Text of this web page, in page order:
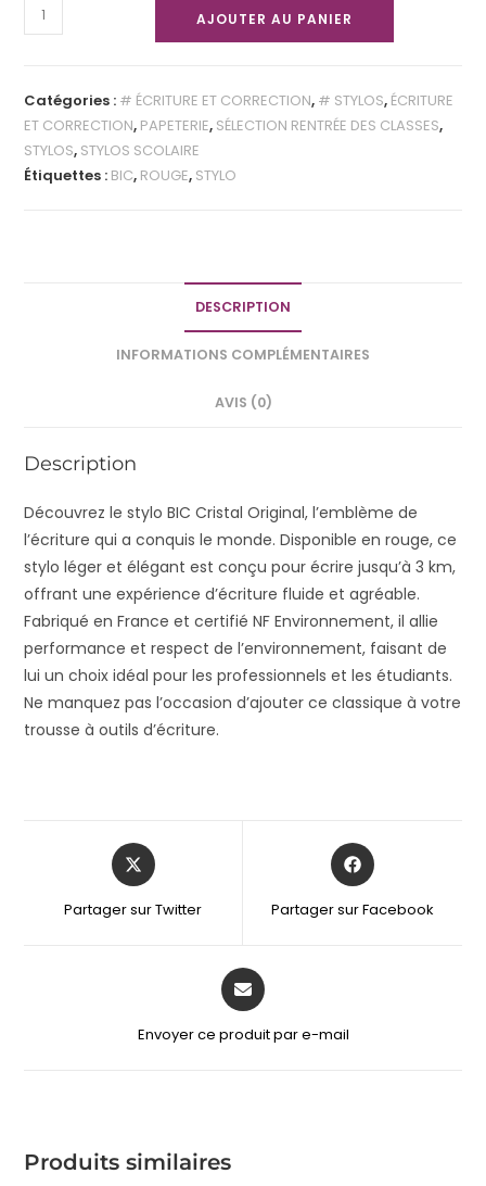
AJOUTER AU PANIER
Catégories : # ÉCRITURE ET CORRECTION, # STYLOS, ÉCRITURE
ET CORRECTION, PAPETERIE, SÉLECTION RENTRÉE DES CLASSES,
STYLOS, STYLOS SCOLAIRE
Étiquettes : BIC, ROUGE, STYLO
DESCRIPTION
INFORMATIONS COMPLÉMENTAIRES
AVIS (0)
Description
Découvrez le stylo BIC Cristal Original, l’emblème de
l’écriture qui a conquis le monde. Disponible en rouge, ce
stylo léger et élégant est conçu pour écrire jusqu’à 3 km,
offrant une expérience d’écriture fluide et agréable.
Fabriqué en France et certifié NF Environnement, il allie
performance et respect de l’environnement, faisant de
lui un choix idéal pour les professionnels et les étudiants.
Ne manquez pas l’occasion d’ajouter ce classique à votre
trousse à outils d’écriture.
Partager sur Twitter Partager sur Facebook
Envoyer ce produit par e-mail
Produits similaires